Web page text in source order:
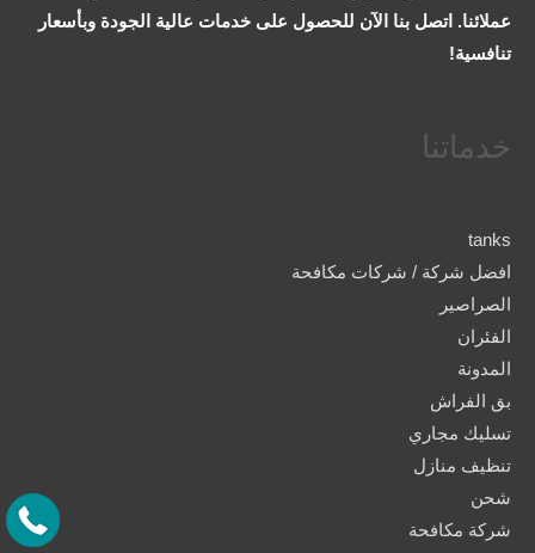
عملائنا. اتصل بنا الآن للحصول على خدمات عالية الجودة وبأسعار
تنافسية!
خدماتنا
tanks
افضل شركة / شركات مكافحة
الصراصير
الفئران
المدونة
بق الفراش
تسليك مجاري
تنظيف منازل
شحن
شركة مكافحة